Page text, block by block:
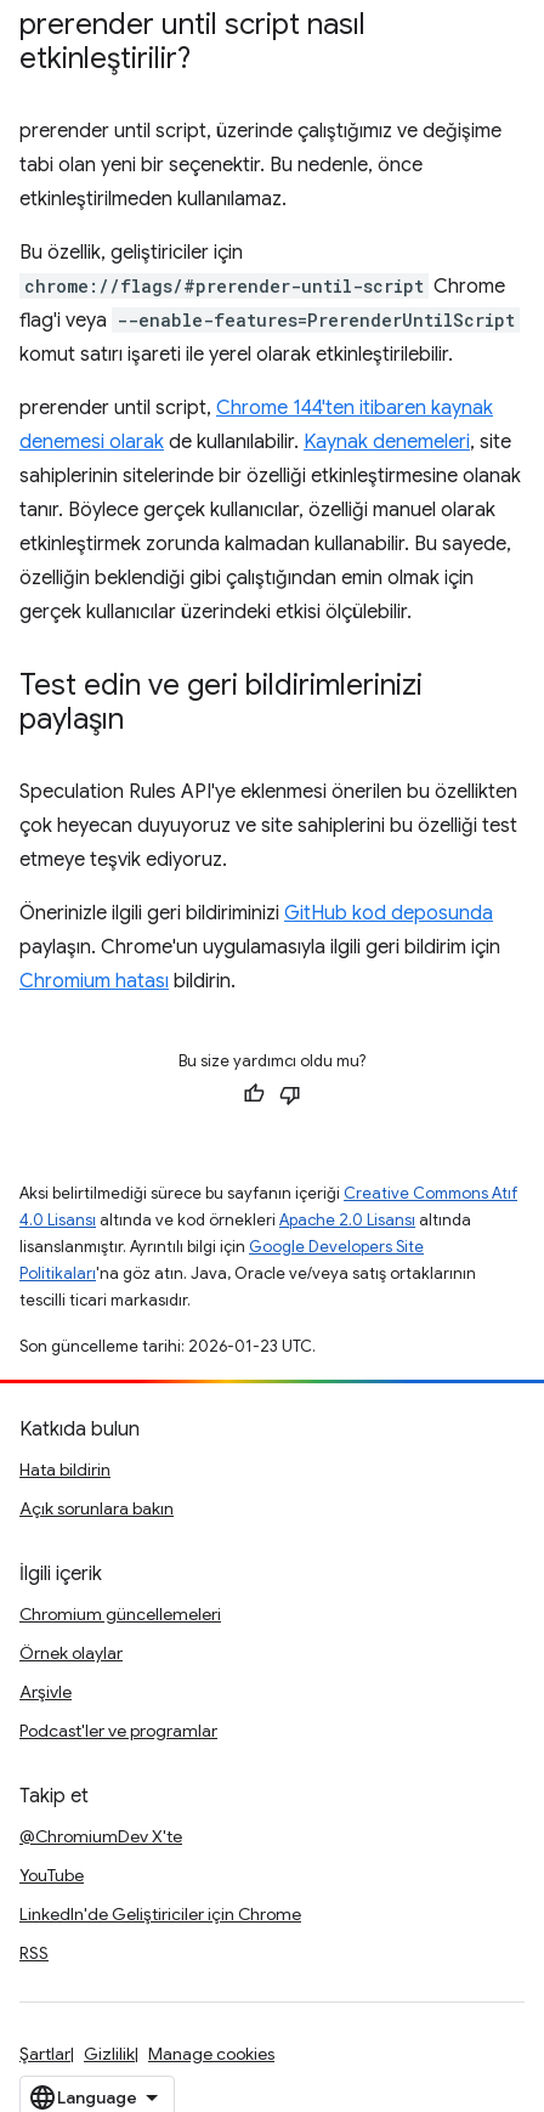
prerender until script nasıl
etkinleştirilir?
prerender until script, üzerinde çalıştığımız ve değişime
tabi olan yeni bir seçenektir. Bu nedenle, önce
etkinleştirilmeden kullanılamaz.
Bu özellik, geliştiriciler için
chrome://flags/#prerender-until-script Chrome
flag'i veya --enable-features=PrerenderUntilScript
komut satırı işareti ile yerel olarak etkinleştirilebilir.
prerender until script, Chrome 144'ten itibaren kaynak
denemesi olarak de kullanılabilir. Kaynak denemeleri, site
sahiplerinin sitelerinde bir özelliği etkinleştirmesine olanak
tanır. Böylece gerçek kullanıcılar, özelliği manuel olarak
etkinleştirmek zorunda kalmadan kullanabilir. Bu sayede,
özelliğin beklendiği gibi çalıştığından emin olmak için
gerçek kullanıcılar üzerindeki etkisi ölçülebilir.
Test edin ve geri bildirimlerinizi
paylaşın
Speculation Rules API'ye eklenmesi önerilen bu özellikten
çok heyecan duyuyoruz ve site sahiplerini bu özelliği test
etmeye teşvik ediyoruz.
Önerinizle ilgili geri bildiriminizi GitHub kod deposunda
paylaşın. Chrome'un uygulamasıyla ilgili geri bildirim için
Chromium hatası bildirin.
Bu size yardımcı oldu mu?
Aksi belirtilmediği sürece bu sayfanın içeriği Creative Commons Atıf
4.0 Lisansı altında ve kod örnekleri Apache 2.0 Lisansı altında
lisanslanmıştır. Ayrıntılı bilgi için Google Developers Site
Politikaları'na göz atın. Java, Oracle ve/veya satış ortaklarının
tescilli ticari markasıdır.
Son güncelleme tarihi: 2026-01-23 UTC.
Katkıda bulun
Hata bildirin
Açık sorunlara bakın
İlgili içerik
Chromium güncellemeleri
Örnek olaylar
Arşivle
Podcast'ler ve programlar
Takip et
@ChromiumDev X'te
YouTube
LinkedIn'de Geliştiriciler için Chrome
RSS
Şartlar Gizlilik Manage cookies